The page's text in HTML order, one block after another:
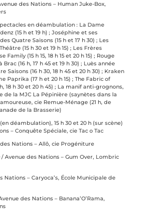
des Nations – Human Juke-Box,
en déambulation : La Dame
(15 h et 19 h) ; Joséphine et ses
Quatre Saisons (15 h et 17 h 30) ; Les
(15 h 30 et 19 h 15) ; Les Frères
Family (15 h 15, 18 h 15 et 20 h 15) ; Rouge
Brac (16 h, 17 h 45 et 19 h 30) ; Luès année
Saisons (16 h 30, 18 h 45 et 20 h 30) ; Kraken
Paprika (17 h et 20 h 15) ; The Fabric of
18 h 30 et 20 h 45) ; La manif anti-grognons,
de la MJC La Pépinière (saynètes dans la
cie Remue-Ménage (21 h, de
de la Brasserie)
(en déambulation), 15 h 30 et 20 h (sur scène)
– Conquête Spéciale, cie Tac o Tac
des Nations – Allô, cie Progéniture
/ Avenue des Nations – Gum Over, Lombric
Nations – Caryoca’s, École Municipale de
des Nations – Banana’O’Rama,